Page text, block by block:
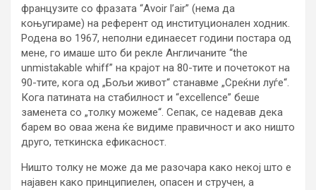
французите со фразата “Avoir l’air” (нема да
коњугираме) на референт од институционален ходник.
Родена во 1967, неполни единаесет години постара од
мене, го имаше што би рекле Англичаните “the
unmistakable whiff” на крајот на 80-тите и почетокот на
90-тите, кога од „Бољи живот“ станавме „Среќни луѓе“.
Кога патината на стабилност и “excellence” беше
заменета со „толку можеме“. Сепак, се надевав дека
барем во оваа жена ќе видиме правичност и ако ништо
друго, теткинска ефикасност.
Ништо толку не може да ме разочара како некој што е
најавен како принципиелен, опасен и стручен, а